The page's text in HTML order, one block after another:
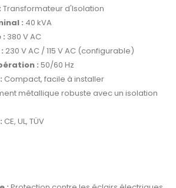
Transformateur d'Isolation
: 40 kVA
: 380 V AC
230 V AC / 115 V AC (configurable)
: 50/60 Hz
Compact, facile à installer
métallique robuste avec un isolation
CE, UL, TÜV